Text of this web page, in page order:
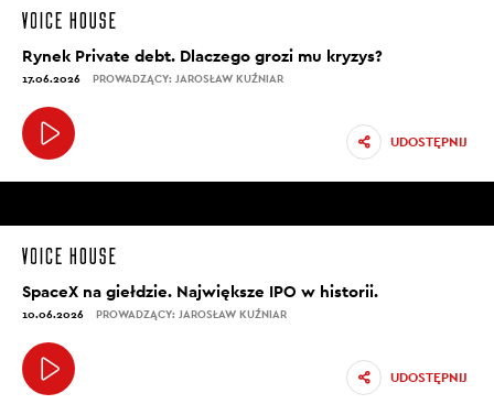
Rynek Private debt. Dlaczego grozi mu kryzys?
17.06.2026 PROWADZĄCY: JAROSŁAW KUŹNIAR
UDOSTĘPNIJ
SpaceX na giełdzie. Największe IPO w historii.
10.06.2026 PROWADZĄCY: JAROSŁAW KUŹNIAR
UDOSTĘPNIJ